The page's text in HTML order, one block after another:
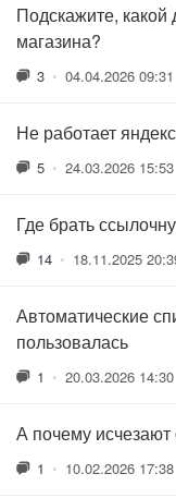
Подскажите,
магазина?
3 • 04.04.2026 09:31
Не работает
5 • 24.03.2026 15:53
Где брать
14 • 18.11.2025
Автоматические
пользовалась
1 • 20.03.2026 14:30
А почему исчезают
1 • 10.02.2026 17:38